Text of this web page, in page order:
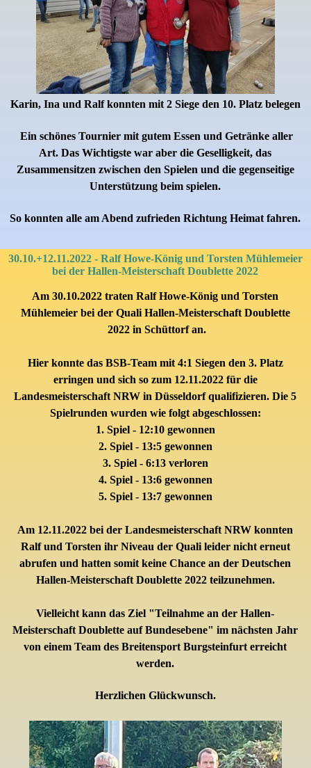
Karin, Ina und Ralf konnten mit 2 Siege den 10. Platz belegen
Ein schönes Tournier mit gutem Essen und Getränke aller
Art. Das Wichtigste war aber die Geselligkeit, das
Zusammensitzen zwischen den Spielen und die gegenseitige
Unterstützung beim spielen.
So konnten alle am Abend zufrieden Richtung Heimat fahren.
30.10.+12.11.2022 - Ralf Howe-König und Torsten Mühlemeier
bei der Hallen-Meisterschaft Doublette 2022
Am 30.10.2022 traten Ralf Howe-König und Torsten
Mühlemeier bei der Quali Hallen-Meisterschaft Doublette
2022 in Schüttorf an.
Hier konnte das BSB-Team mit 4:1 Siegen den 3. Platz
erringen und sich so zum 12.11.2022 für die
Landesmeisterschaft NRW in Düsseldorfqualifizieren. Die 5
Spielrunden wurden wie folgt abgeschlossen:
1. Spiel - 12:10 gewonnen
2. Spiel - 13:5 gewonnen
3. Spiel - 6:13 verloren
4. Spiel - 13:6 gewonnen
5. Spiel - 13:7 gewonnen
Am 12.11.2022 bei der Landesmeisterschaft NRW konnten
Ralf und Torsten ihr Niveau der Quali leider nicht erneut
abrufen und hatten somit keine Chance an der Deutschen
Hallen-Meisterschaft Doublette 2022 teilzunehmen.
Vielleicht kann das Ziel "Teilnahme an derHallen-
Meisterschaft Doublette auf Bundesebene" im nächsten Jahr
von einem Team des Breitensport Burgsteinfurt erreicht
werden.
Herzlichen Glückwunsch.